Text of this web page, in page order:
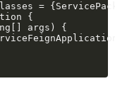
=
{
args) {